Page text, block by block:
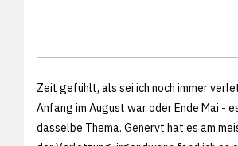
Zeit gefühlt, als sei ich noch immer
Anfang im August war oder Ende Mai -
dasselbe Thema. Genervt hat es am